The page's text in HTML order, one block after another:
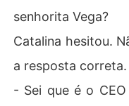
senhorita Vega?
Catalina hesitou.
a resposta correta.
- Sei que é o